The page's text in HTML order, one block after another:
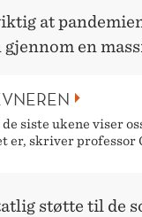
at
en
siste ukene viser
er, skriver professor
støtte til de